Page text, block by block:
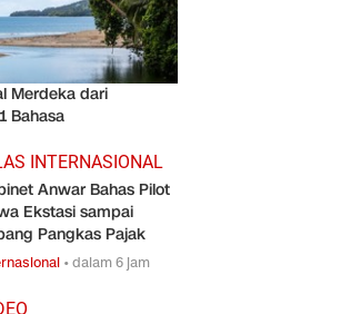
Merdeka dari
Bahasa
INTERNASIONAL
Anwar Bahas Pilot
Ekstasi sampai
Pangkas Pajak
•dalam 6 jam